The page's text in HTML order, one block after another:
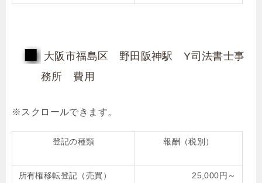
大阪市福島区 野田阪神駅 Y司法書士事
務所 費用
登記の種類 報酬（税別）
所有権移転登記（売買） 25,000円～